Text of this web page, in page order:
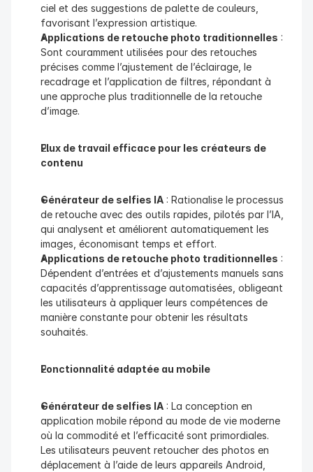
ciel et des suggestions de palette de couleurs,
favorisant l’expression artistique.
Applications de retouche photo traditionnelles :
Sont couramment utilisées pour des retouches
précises comme l’ajustement de l’éclairage, le
recadrage et l’application de filtres, répondant à
une approche plus traditionnelle de la retouche
d’image.
Flux de travail efficace pour les créateurs de
contenu
Générateur de selfies IA : Rationalise le processus
de retouche avec des outils rapides, pilotés par l’IA,
qui analysent et améliorent automatiquement les
images, économisant temps et effort.
Applications de retouche photo traditionnelles :
Dépendent d’entrées et d’ajustements manuels sans
capacités d’apprentissage automatisées, obligeant
les utilisateurs à appliquer leurs compétences de
manière constante pour obtenir les résultats
souhaités.
Fonctionnalité adaptée au mobile
Générateur de selfies IA : La conception en
application mobile répond au mode de vie moderne
où la commodité et l’efficacité sont primordiales.
Les utilisateurs peuvent retoucher des photos en
déplacement à l’aide de leurs appareils Android,